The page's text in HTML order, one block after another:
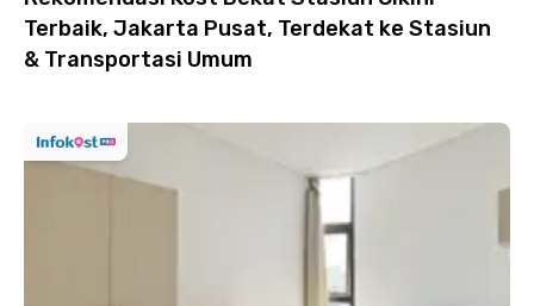
Terbaik, Jakarta Pusat, Terdekat ke Stasiun
& Transportasi Umum